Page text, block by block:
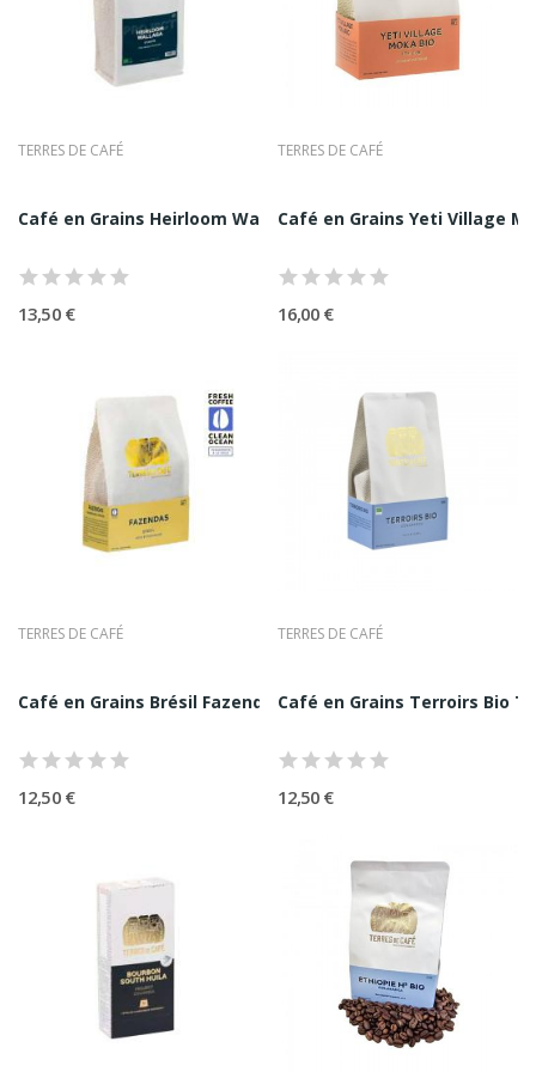
du sens a la tasse. Ici, le café n’est pas une commodité
anonyme, mais un produit vivant, agricole, culturel,
gastronomique. L’approche revendique la traçabilité, la
torréfaction et la recherche de profils aromatiques
Cette ambition place naturellement Terres de Café au
d’authenticité, transparence, goût juste, responsabilité.
une manière d’exiger davantage, du champ jusqu’a
Une Histoire Française Récente,
Portée Par Une Vision Fondatrice
Terres de Café n’est pas une maison patrimoniale au
sens classique du terme, mais elle possède un autre
type de légitimité : celle du pionnier moderne. Dès 2009,
la marque choisit de faire de la spécialité son terrain
gastronomiques.
Ce qui distingue Terres de Café, c’est la cohérence :
cohérence du produit (lots identifiés, profils
adaptée, recherche de précision), cohérence de
Dans une interview recente, Christophe Servell insiste
sur la nécessité de préserver les terroirs, de refuser la
banalisation du goût et de construire une filière durable,
a l’image du vin, en valorisant l’origine et le travail
agricole. Cette manière de parler du café, avec des
mots de gastronomie, renforce l’autorité de la maison.
TERRES DE CAFÉ
Café en Grains Heirloom Wallaga Terres de Café...
13,50 €
TERRES DE CAFÉ
Café en Grains Yeti Village
16,00 €
TERRES DE CAFÉ
Café en Grains Brésil Fazendas Terres de Café 250G
12,50 €
TERRES DE CAFÉ
Café en Grains Terroirs Bio
12,50 €